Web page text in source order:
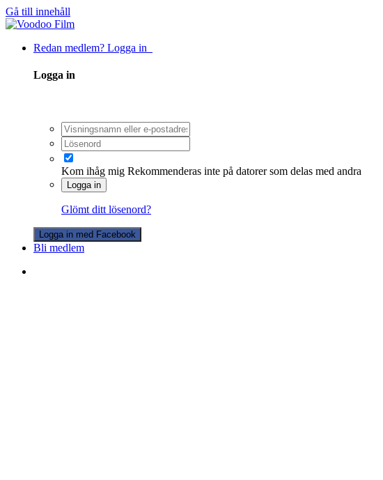
Gå till innehåll
Redan medlem? Logga in
Logga in
Kom ihåg mig Rekommenderas inte på datorer som delas med andra
Logga in
Glömt ditt lösenord?
Logga in med Facebook
Bli medlem